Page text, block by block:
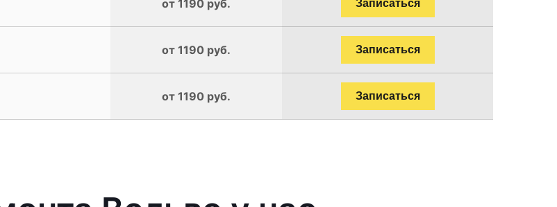
от 1190 руб. Записаться
от 1190 руб. Записаться
от 1190 руб. Записаться